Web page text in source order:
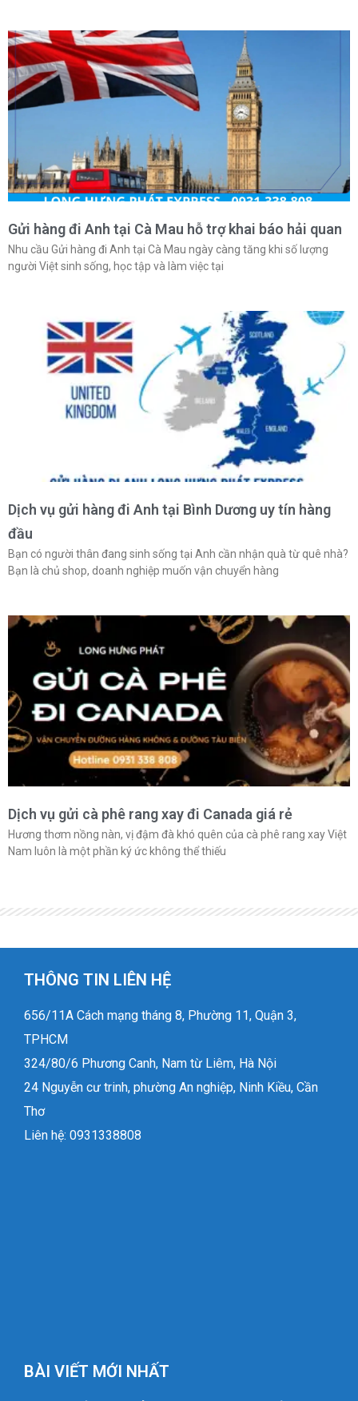
Gửi hàng đi Anh tại Cà Mau hỗ trợ khai báo hải quan
Nhu cầu Gửi hàng đi Anh tại Cà Mau ngày càng tăng khi số lượng
người Việt sinh sống, học tập và làm việc tại
Dịch vụ gửi hàng đi Anh tại Bình Dương uy tín hàng
đầu
Bạn có người thân đang sinh sống tại Anh cần nhận quà từ quê nhà?
Bạn là chủ shop, doanh nghiệp muốn vận chuyển hàng
Dịch vụ gửi cà phê rang xay đi Canada giá rẻ
Hương thơm nồng nàn, vị đậm đà khó quên của cà phê rang xay Việt
Nam luôn là một phần ký ức không thể thiếu
THÔNG TIN LIÊN HỆ
656/11A Cách mạng tháng 8, Phường 11, Quận 3,
TPHCM
324/80/6 Phương Canh, Nam từ Liêm, Hà Nội
24 Nguyễn cư trinh, phường An nghiệp, Ninh Kiều, Cần
Thơ
Liên hệ: 0931338808
BÀI VIẾT MỚI NHẤT